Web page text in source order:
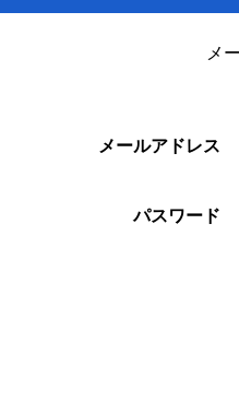
メ
メールアドレス
パスワード